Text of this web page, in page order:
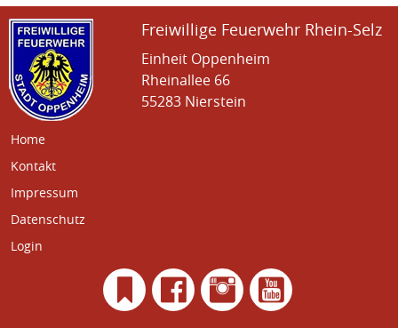
Freiwillige Feuerwehr Rhein-Selz
Einheit Oppenheim
Rheinallee 66
55283 Nierstein
Home
Kontakt
Impressum
Datenschutz
Login